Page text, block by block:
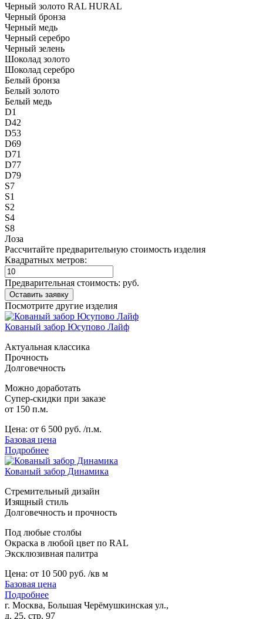
Черный золото RAL HURAL
Черный бронза
Черный медь
Черный серебро
Черный зелень
Шоколад золото
Шоколад серебро
Белый бронза
Белый золото
Белый медь
D1
D42
D53
D69
D71
D77
D79
S7
S1
S2
S4
S8
Лоза
Рассчитайте предварительную стоимость изделия
Квадратных метров:
Предварительная стоимость: руб.
Посмотрите другие изделия
Кованый забор Юсупово Лайф
Актуальная классика
Прочность
Долговечность
Можно доработать
Супер-скидки при заказе
от 150 п.м.
Цена: от 6 500 руб. /п.м.
Базовая цена
Подробнее
Кованый забор Динамика
Стремительный дизайн
Изящный стиль
Долговечность и прочность
Под любые столбы
Окраска в любой цвет по RAL
Эксклюзивная палитра
Цена: от 10 500 руб. /кв м
Базовая цена
Подробнее
г. Москва, Большая Черёмушкинская ул.,
д. 25, стр. 97